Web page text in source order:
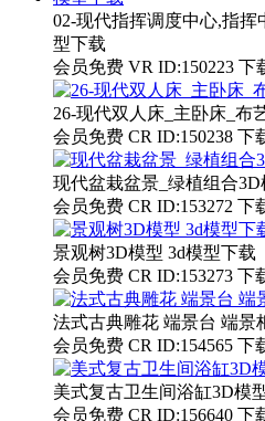
02-现代指挥调度中心,指挥
型下载
会员免费 VR ID:150223 下
26-现代双人床_主卧床_布
会员免费 CR ID:150238 下
现代盆栽盆景_绿植组合3D
会员免费 CR ID:153272 下
景观树3D模型 3d模型下载
会员免费 CR ID:153273 下
法式古典雕花 端景台 端景
会员免费 CR ID:154565 下
美式复古卫生间浴缸3D模
会员免费 CR ID:156640 下